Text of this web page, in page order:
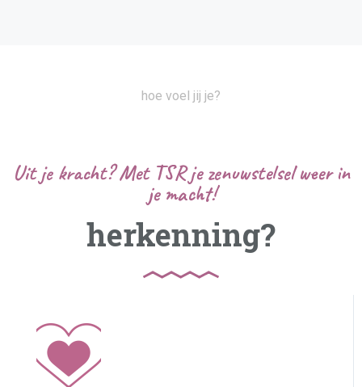
hoe voel jij je?
Uit je kracht? Met TSR je zenuwstelsel weer in
je macht!
herkenning?